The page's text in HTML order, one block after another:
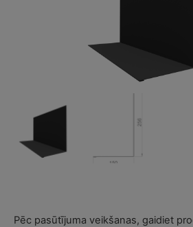
Pēc pasūtījuma veikšanas, gaidiet